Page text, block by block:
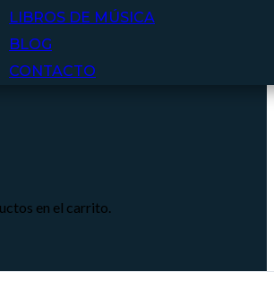
LIBROS DE MÚSICA
BLOG
CONTACTO
en el carrito.